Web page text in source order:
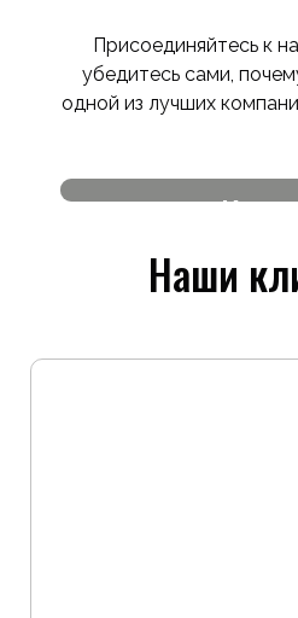
Присоединяйтесь к
убедитесь сами,
одной из лучших
Шалагадская
Наши